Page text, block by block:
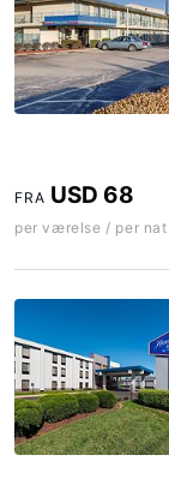
FRA USD 68
per værelse / per nat